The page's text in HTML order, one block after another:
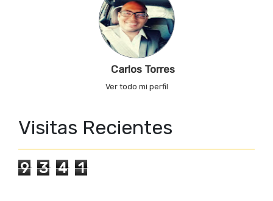
Carlos Torres
Ver todo mi perfil
Visitas Recientes
9 3 4 1